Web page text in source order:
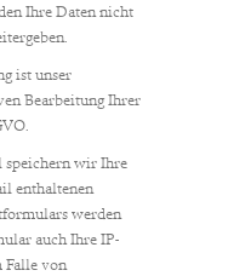
Ihre Daten nicht
ist unser
Bearbeitung Ihrer
speichern wir Ihre
enthaltenen
werden
auch Ihre IP-
Falle von